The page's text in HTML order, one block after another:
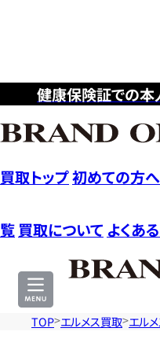
健康保険証での
買取トップ初めての方へ
覧 買取について よくあ
TOP エルメス買取 エル